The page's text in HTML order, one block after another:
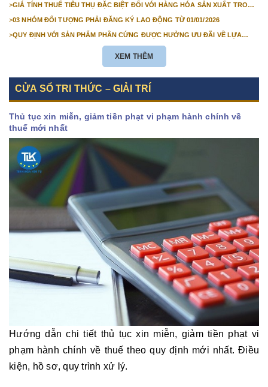
>GIÁ TÍNH THUẾ TIÊU THỤ ĐẶC BIỆT ĐỐI VỚI HÀNG HÓA SẢN XUẤT TRONG
>03 NHÓM ĐỐI TƯỢNG PHẢI ĐĂNG KÝ LAO ĐỘNG TỪ 01/01/2026
>QUY ĐỊNH VỚI SẢN PHẨM PHẦN CỨNG ĐƯỢC HƯỞNG ƯU ĐÃI VỀ LỰA
XEM THÊM
CỬA SỔ TRI THỨC – GIẢI TRÍ
Thủ tục xin miễn, giảm tiền phạt vi phạm hành chính về
thuế mới nhất
Hướng dẫn chi tiết thủ tục xin miễn, giảm tiền phạt vi
phạm hành chính về thuế theo quy định mới nhất. Điều
kiện, hồ sơ, quy trình xử lý.